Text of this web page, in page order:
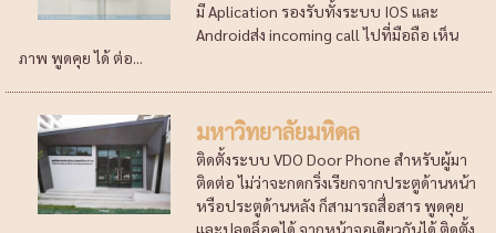
มี Aplication รองรับทั้งระบบ IOS และ
Androidส่ง incoming call ไปที่มือถือ เห็น
ภาพ พูดคุย ได้ ต่อ...
มหาวิทยาลัยมหิดล
ติดตั้งระบบ VDO Door Phone สำหรับผู้มา
ติดต่อ ไม่ว่าจะกดกริ่งเรียกจากประตูด้านหน้า
หรือประตูด้านหลัง ก็สามารถสื่อสาร พูดคุย
และปลดล็อคได้ จากหน้าจอเดียวกันได้ ติดตั้ง